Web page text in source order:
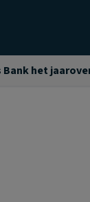
Bank het